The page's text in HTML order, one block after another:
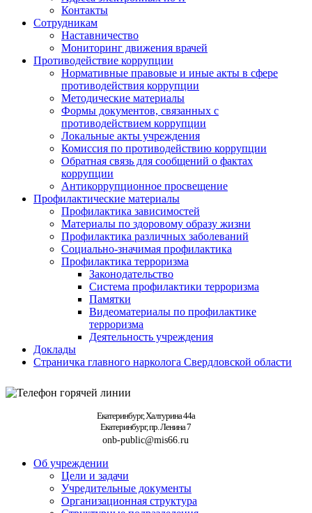
Контакты
Сотрудникам
Наставничество
Мониторинг движения врачей
Противодействие коррупции
Нормативные правовые и иные акты в сфере
противодействия коррупции
Методические материалы
Формы документов, связанных с
противодействием коррупции
Локальные акты учреждения
Комиссия по противодействию коррупции
Обратная связь для сообщений о фактах
коррупции
Антикоррупционное просвещение
Профилактические материалы
Профилактика зависимостей
Материалы по здоровому образу жизни
Профилактика различных заболеваний
Социально-значимая профилактика
Профилактика терроризма
Законодательство
Система профилактики терроризма
Памятки
Видеоматериалы по профилактике
терроризма
Деятельность учреждения
Доклады
Страничка главного нарколога Свердловской области
Екатеринбург, Халтурина 44а
Екатеринбург, пр. Ленина 7
onb-public@mis66.ru
Об учреждении
Цели и задачи
Учредительные документы
Организационная структура